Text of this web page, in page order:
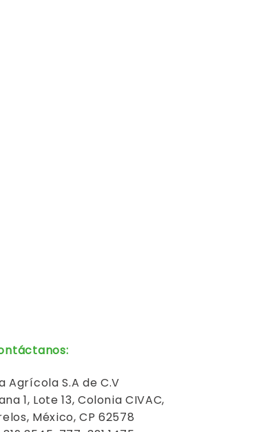
:
Agrícola S.A de C.V
1, Lote 13, Colonia CIVAC,
México, CP 62578